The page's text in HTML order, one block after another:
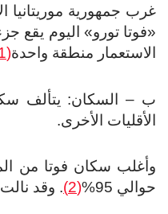
غرب جمهورية موريتانيا
«فوتا تورو» اليوم يقع
الاستعمار منطقة واحدة(1)
ب – السكان: يتألف
الأقليات الأخرى.
وأغلب سكان فوتا من
حوالي 95%
(2) . وقد نالت